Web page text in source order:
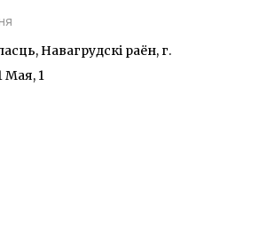
Навагрудскі раён, г.
Мая, 1